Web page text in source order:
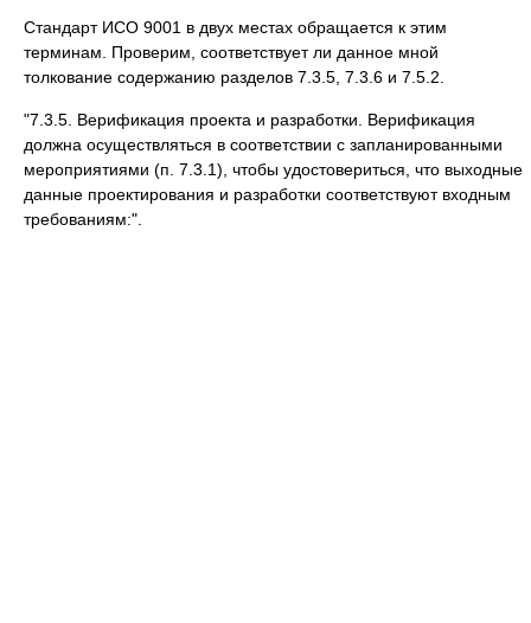
Стандарт ИСО 9001 в двух местах обращается к этим
терминам. Проверим, соответствует ли данное мной
толкование содержанию разделов 7.3.5, 7.3.6 и 7.5.2.
"7.3.5. Верификация проекта и разработки. Верификация
должна осуществляться в соответствии с запланированными
мероприятиями (п. 7.3.1), чтобы удостовериться, что выходные
данные проектирования и разработки соответствуют входным
требованиям:".